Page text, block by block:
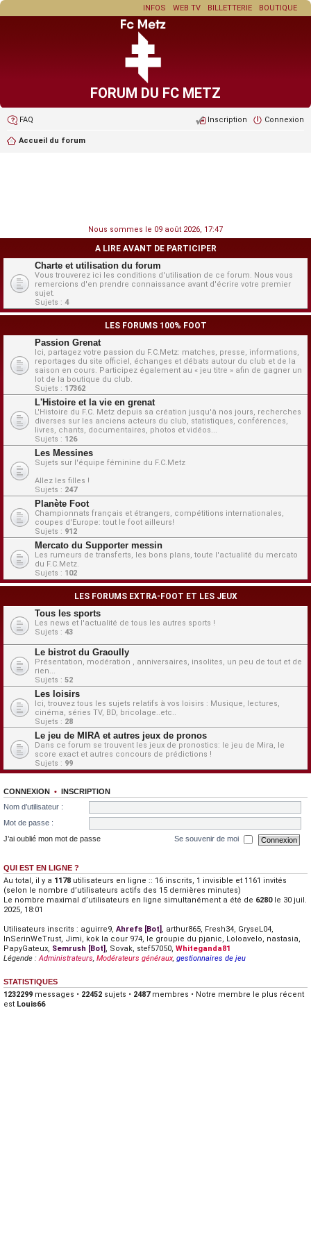
BOUTIQUE
BILLETTERIE
WEB TV
INFOS
FORUM DU FC METZ
FAQ Connexion
Inscription
Accueil du forum
Nous sommes le 09 août 2026, 17:47
A LIRE AVANT DE PARTICIPER
Charte et utilisation du forum
Vous trouverez ici les conditions d'utilisation de ce forum. Nous vous
remercions d'en prendre connaissance avant d'écrire votre premier
sujet.
Sujets : 4
LES FORUMS 100% FOOT
Passion Grenat
Ici, partagez votre passion du F.C.Metz: matches, presse, informations,
reportages du site officiel, échanges et débats autour du club et de la
saison en cours. Participez également au « jeu titre » afin de gagner un
lot de la boutique du club.
Sujets : 17362
L'Histoire et la vie en grenat
L'Histoire du F.C. Metz depuis sa création jusqu'à nos jours, recherches
diverses sur les anciens acteurs du club, statistiques, conférences,
livres, chants, documentaires, photos et vidéos...
Sujets : 126
Les Messines
Sujets sur l'équipe féminine du F.C.Metz
Allez les filles !
Sujets : 247
Planète Foot
Championnats français et étrangers, compétitions internationales,
coupes d'Europe: tout le foot ailleurs!
Sujets : 912
Mercato du Supporter messin
Les rumeurs de transferts, les bons plans, toute l'actualité du mercato
du F.C.Metz.
Sujets : 102
LES FORUMS EXTRA-FOOT ET LES JEUX
Tous les sports
Les news et l'actualité de tous les autres sports !
Sujets : 43
Le bistrot du Graoully
Présentation, modération , anniversaires, insolites, un peu de tout et de
rien...
Sujets : 52
Les loisirs
Ici, trouvez tous les sujets relatifs à vos loisirs : Musique, lectures,
cinéma, séries TV, BD, bricolage..etc..
Sujets : 28
Le jeu de MIRA et autres jeux de pronos
Dans ce forum se trouvent les jeux de pronostics: le jeu de Mira, le
score exact et autres concours de prédictions !
Sujets : 99
CONNEXION • INSCRIPTION
Nom d’utilisateur :
Mot de passe :
J’ai oublié mon mot de passe
Se souvenir de moi
QUI EST EN LIGNE ?
Au total, il y a 1178 utilisateurs en ligne :: 16 inscrits, 1 invisible et 1161 invités
(selon le nombre d’utilisateurs actifs des 15 dernières minutes)
Le nombre maximal d’utilisateurs en ligne simultanément a été de 6280le 30 juil.
2025, 18:01
Utilisateurs inscrits : aguirre9, Ahrefs [Bot] , arthur865, Fresh34, GryseL04,
InSerinWeTrust, Jimi, kok la cour 974, le groupie du pjanic, Loloavelo, nastasia,
PapyGateux, Semrush [Bot] , Sovak, stef57050, Whiteganda81
Légende :Administrateurs, Modérateurs généraux, gestionnaires de jeu
STATISTIQUES
1232299 messages • 22452 sujets • 2487membres • Notre membre le plus récent
est Louis66